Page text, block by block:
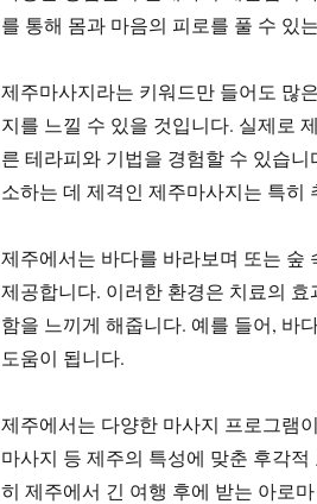
를 통해 몸과 마음의 피로를 풀 수 있
제주마사지라는 키워드만 들어도 많
지를 느낄 수 있을 것입니다. 실제로
른 테라피와 기법을 경험할 수 있습
소하는 데 제격인 제주마사지는 특히
제주에서는 바다를 바라보며 또는 숲
제공합니다. 이러한 환경은 치료의
함을 느끼게 해줍니다. 예를 들어, 바
도움이 됩니다.
제주에서는 다양한 마사지 프로그램
마사지 등 제주의 특성에 맞춘 후각
히 제주에서 긴 여행 후에 받는 아로